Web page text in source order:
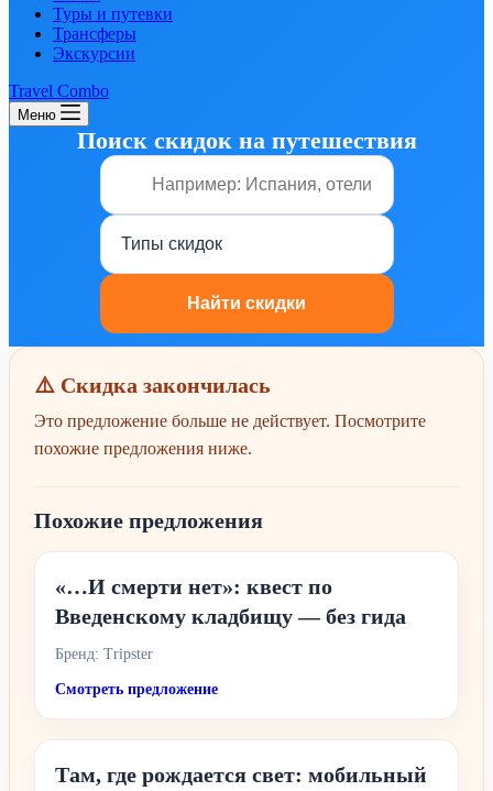
Туры и путевки
Трансферы
Экскурсии
Travel Combo
Меню
Поиск скидок на путешествия
⚠️ Скидка закончилась
Это предложение больше не действует. Посмотрите
похожие предложения ниже.
Похожие предложения
«…И смерти нет»: квест по
Введенскому кладбищу — без гида
Бренд: Tripster
Смотреть предложение
Там, где рождается свет: мобильный